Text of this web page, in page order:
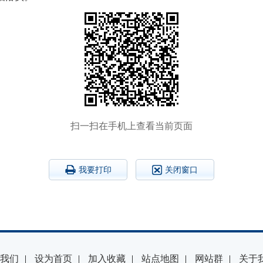
扫一扫在手机上查看当前页面
我要打印 关闭窗口
们 | 设为首页 | 加入收藏 | 站点地图 | 网站群 | 关于